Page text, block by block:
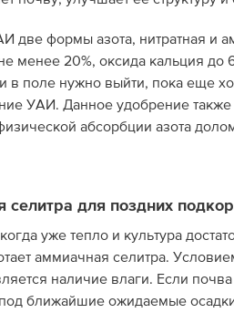
две формы азота, нитратная и
менее 20%, оксида кальция
в поле нужно выйти, пока еще
УАИ. Данное удобрение
абсорбции азота
селитра для поздних
уже тепло и культура
аммиачная селитра.
наличие влаги. Если
ближайшие ожидаемые